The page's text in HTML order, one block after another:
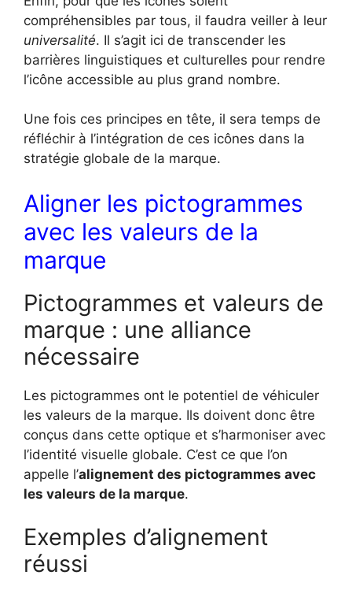
compréhensibles par tous, il faudra veiller à leur
universalité. Il s’agit ici de transcender les
barrières linguistiques et culturelles pour rendre
l’icône accessible au plus grand nombre.
Une fois ces principes en tête, il sera temps de
réfléchir à l’intégration de ces icônes dans la
stratégie globale de la marque.
Aligner les pictogrammes
avec les valeurs de la
marque
Pictogrammes et valeurs de
marque : une alliance
nécessaire
Les pictogrammes ont le potentiel de véhiculer
les valeurs de la marque. Ils doivent donc être
conçus dans cette optique et s’harmoniser avec
l’identité visuelle globale. C’est ce que l’on
appelle l’alignement des pictogrammes avec
les valeurs de la marque.
Exemples d’alignement
réussi